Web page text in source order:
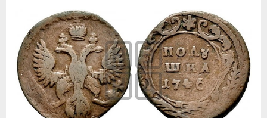
ИОАНН АНТОНОВИЧ
ЕЛИЗАВЕТА 1741-1762
Золото
Серебро
Медь
5 копеек